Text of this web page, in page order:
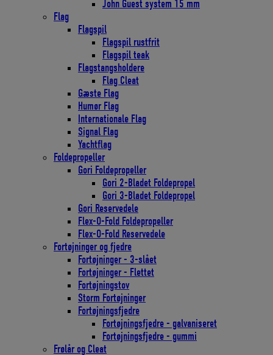
John Guest system 15 mm
Flag
Flagspil
Flagspil rustfrit
Flagspil teak
Flagstangsholdere
Flag Cleat
Gæste Flag
Humør Flag
Internationale Flag
Signal Flag
Yachtflag
Foldepropeller
Gori Foldepropeller
Gori 2-Bladet Foldepropel
Gori 3-Bladet Foldepropel
Gori Reservedele
Flex-O-Fold Foldepropeller
Flex-O-Fold Reservedele
Fortøjninger og fjedre
Fortøjninger - 3-slået
Fortøjninger - Flettet
Fortøjningstov
Storm Fortøjninger
Fortøjningsfjedre
Fortøjningsfjedre - galvaniseret
Fortøjningsfjedre - gummi
Frølår og Cleat